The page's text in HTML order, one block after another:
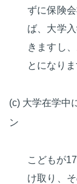
ずに保険
ば、大学
きますし
とになりま
(c) 大学在学中
ン
こどもが
け取り、